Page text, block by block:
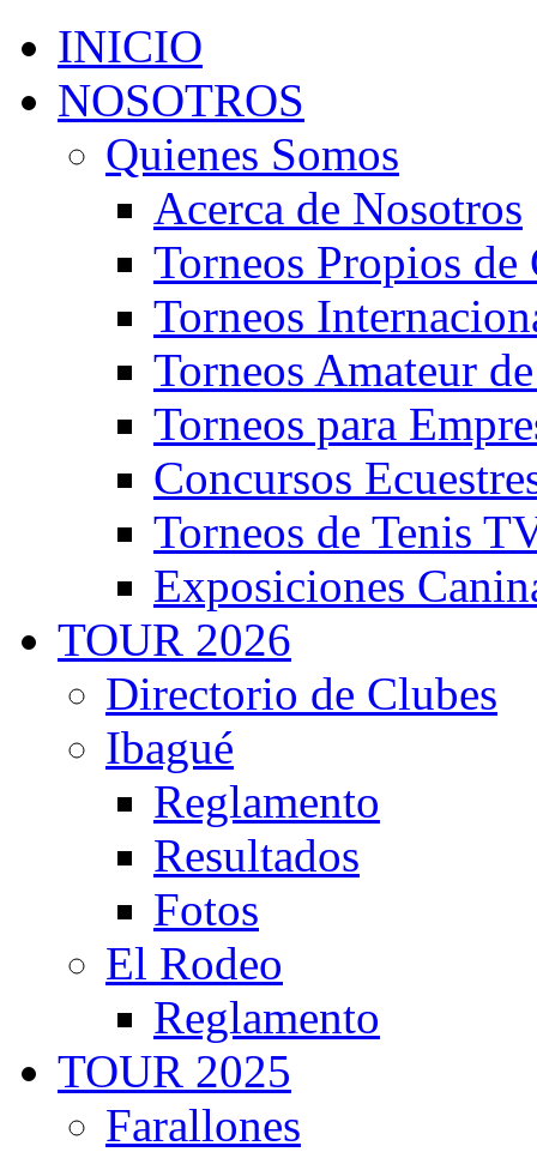
INICIO
NOSOTROS
Quienes Somos
Acerca de Nosotros
Torneos Propios
Torneos
Torneos Amateur
Torneos para
Concursos
Torneos de Tenis
Exposiciones
TOUR 2026
Directorio de Clubes
Ibagué
Reglamento
Resultados
Fotos
El Rodeo
Reglamento
TOUR 2025
Farallones